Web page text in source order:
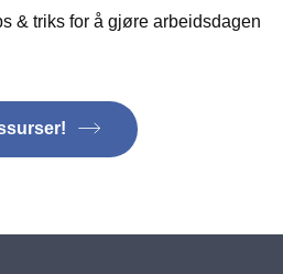
& triks for å gjøre arbeidsdagen